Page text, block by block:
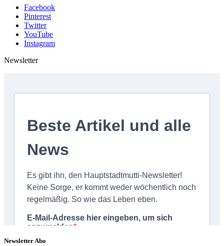
Facebook
Pinterest
Twitter
YouTube
Instagram
Newsletter
Newsletter Abo